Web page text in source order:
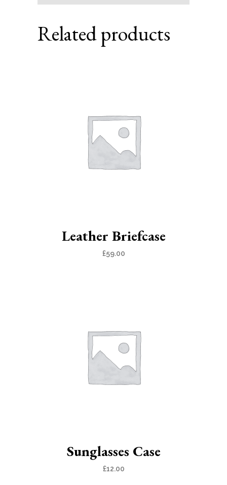
Related products
Leather Briefcase
£59.00
Sunglasses Case
£12.00